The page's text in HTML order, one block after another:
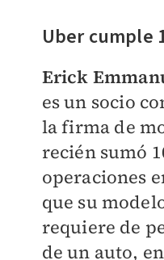
Uber cumple
Erick
es un socio
la firma de
recién sumó
operaciones
que su
requiere de
de un auto,